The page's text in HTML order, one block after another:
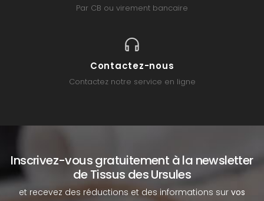
Par CB ou virement bancaire
Contactez-nous
Contactez notre service en ligne
Inscrivez-vous gratuitement à la newsletter
de Tissus des Ursules
et recevez des réductions et des informations sur vos